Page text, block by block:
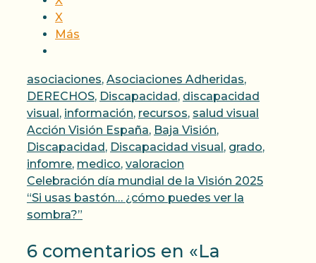
X
Más
Categorías
asociaciones, Asociaciones Adheridas,
DERECHOS, Discapacidad , discapacidad
visual , información, recursos, salud visual
Acción Visión España, Baja Visión,
Discapacidad , Discapacidad visual , grado,
infomre, medico, valoracion
Celebración día mundial de la Visión 2025
“Si usas bastón… ¿cómo puedes ver la
sombra?”
6 comentarios en «La